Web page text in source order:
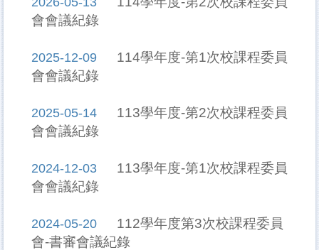
會會議紀錄
2025-12-09
114學年度-第1次校課程委員
會會議紀錄
2025-05-14
113學年度-第2次校課程委員
會會議紀錄
2024-12-03
113學年度-第1次校課程委員
會會議紀錄
2024-05-20
112學年度第3次校課程委員
會-書審會議紀錄